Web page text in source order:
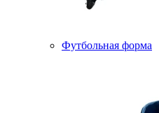
Футбольная форма